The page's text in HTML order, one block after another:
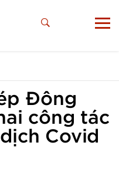
Đông
công tác
Covid